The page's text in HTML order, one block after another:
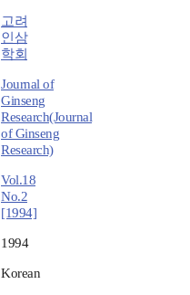
고려
인삼
학회
Journal of
Ginseng
Research(Journal
of Ginseng
Research)
Vol.18
No.2
[1994]
1994
Korean